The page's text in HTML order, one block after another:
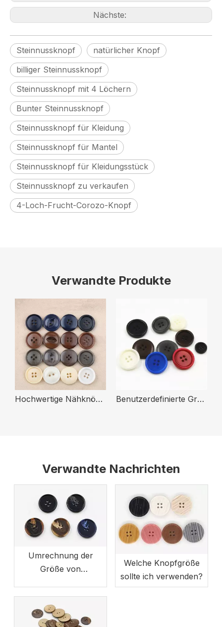
Nächste:
Steinnussknopf
natürlicher Knopf
billiger Steinnussknopf
Steinnussknopf mit 4 Löchern
Bunter Steinnussknopf
Steinnussknopf für Kleidung
Steinnussknopf für Mantel
Steinnussknopf für Kleidungsstück
Steinnussknopf zu verkaufen
4-Loch-Frucht-Corozo-Knopf
Verwandte Produkte
Hochwertige Nähknöpfe in individueller Farbe für runde Anzüge aus natürlichem Steinnussholz für Kleidung Benutzerdefinierte Größe, Farbe, 4 Löcher, natürlicher, echter Steinnuss-Knopf für Anzug
Verwandte Nachrichten
Umrechnung der
Größe von
Welche Knopfgröße
sollte ich verwenden?